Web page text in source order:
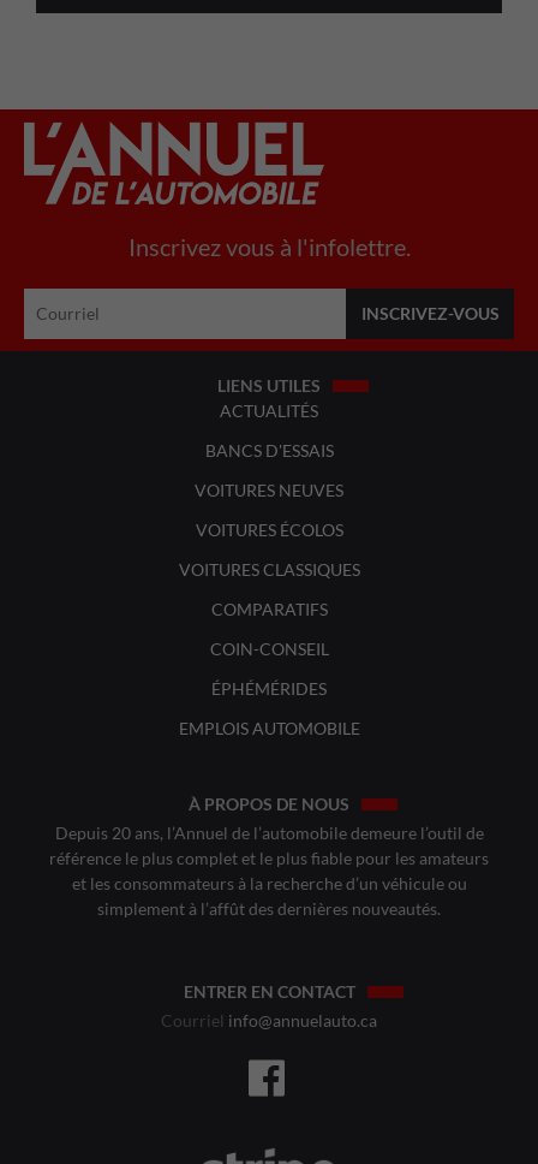
Inscrivez vous à l'infolettre.
LIENS UTILES
ACTUALITÉS
BANCS D'ESSAIS
VOITURES NEUVES
VOITURES ÉCOLOS
VOITURES CLASSIQUES
COMPARATIFS
COIN-CONSEIL
ÉPHÉMÉRIDES
EMPLOIS AUTOMOBILE
À PROPOS DE NOUS
Depuis 20 ans, l’Annuel de l’automobile demeure l’outil de
référence le plus complet et le plus fiable pour les amateurs
et les consommateurs à la recherche d’un véhicule ou
simplement à l’affût des dernières nouveautés.
ENTRER EN CONTACT
Courriel info@annuelauto.ca